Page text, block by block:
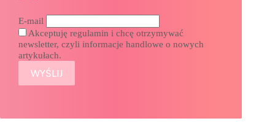
E-mail
Akceptuję regulamin i chcę otrzymywać
newsletter, czyli informacje handlowe o nowych
artykułach.